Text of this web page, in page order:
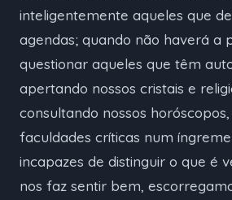
inteligentemente aqueles que
agendas; quando não haverá a
questionar aqueles que têm
apertando nossos cristais e
consultando nossos horóscopos,
faculdades críticas num íngreme
incapazes de distinguir o que é
nos faz sentir bem,